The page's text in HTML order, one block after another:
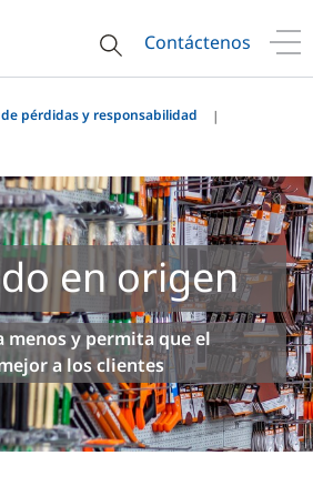
Contáctenos
pérdidas y responsabilidad
en origen
menos y permita que el
a los clientes